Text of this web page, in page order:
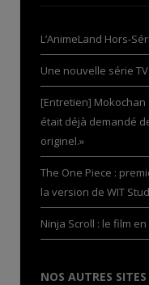
L’AnimeLand Hors-
Une nouvelle série
[Entretien] Mokochan
était déjà demandé
originel.»
The One Piece :
la version de WIT
Ninja Scroll : le film
NOS AUTRES